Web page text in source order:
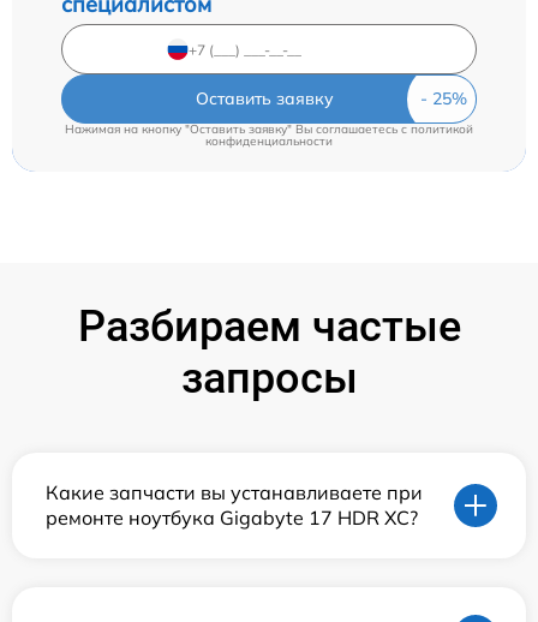
Оставить заявку
Нажимая на кнопку "Оставить заявку" Вы соглашаетесь c политикой
конфиденциальности
Разбираем частые
запросы
Какие запчасти вы устанавливаете при
ремонте ноутбука Gigabyte 17 HDR XC?